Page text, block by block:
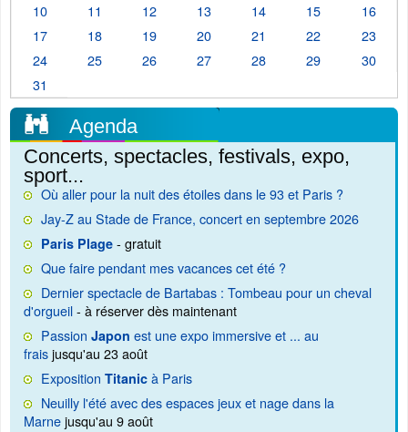
10
11 12 13 14 15
16
17
18 19 20 21 22
23
24
25 26 27 28 29
30
31
Agenda
Concerts, spectacles, festivals, expo,
sport...
Où aller pour la nuit des étoiles dans le 93 et Paris ?
Jay-Z au Stade de France, concert en septembre 2026
Paris Plage - gratuit
Que faire pendant mes vacances cet été ?
Dernier spectacle de Bartabas : Tombeau pour un cheval
d'orgueil- à réserver dès maintenant
Passion Japon est une expo immersive et ... au
fraisjusqu'au 23 août
Exposition Titanic à Paris
Neuilly l'été avec des espaces jeux et nage dans la
Marnejusqu'au 9 août